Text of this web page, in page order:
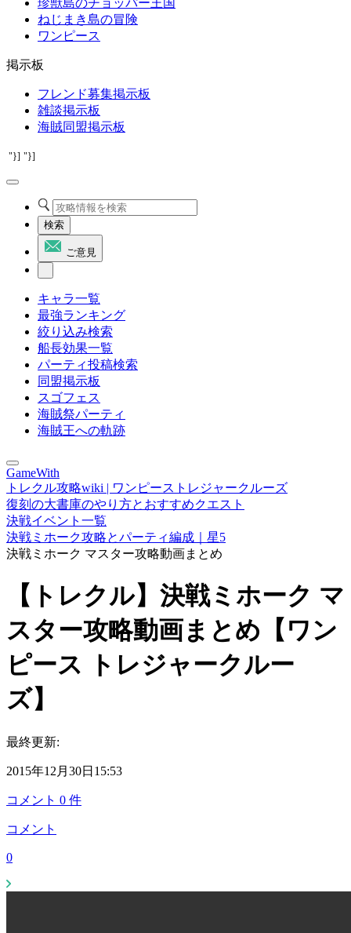
珍獣島のチョッパー王国
ねじまき島の冒険
ワンピース
掲示板
フレンド募集掲示板
雑談掲示板
海賊同盟掲示板
"}] "}]
検索
ご意見
キャラ一覧
最強ランキング
絞り込み検索
船長効果一覧
パーティ投稿検索
同盟掲示板
スゴフェス
海賊祭パーティ
海賊王への軌跡
GameWith
トレクル攻略wiki | ワンピーストレジャークルーズ
復刻の大書庫のやり方とおすすめクエスト
決戦イベント一覧
決戦ミホーク攻略とパーティ編成｜星5
決戦ミホーク マスター攻略動画まとめ
【トレクル】決戦ミホーク マ
スター攻略動画まとめ【ワン
ピース トレジャークルー
ズ】
最終更新:
2015年12月30日15:53
コメント 0 件
コメント
0